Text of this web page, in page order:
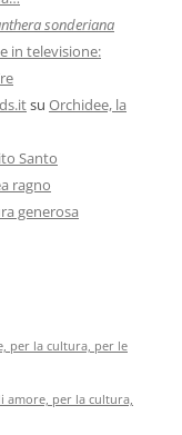
sonderiana
in televisione:
su Orchidee, la
Santo
ragno
generosa
per la cultura, per le
amore, per la cultura,